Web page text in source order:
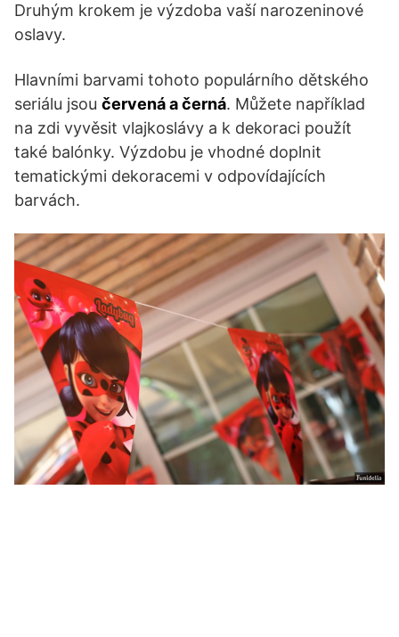
Druhým krokem je výzdoba vaší narozeninové
oslavy.
Hlavními barvami tohoto populárního dětského
seriálu jsou červená a černá. Můžete například
na zdi vyvěsit vlajkoslávy a k dekoraci použít
také balónky. Výzdobu je vhodné doplnit
tematickými dekoracemi v odpovídajících
barvách.